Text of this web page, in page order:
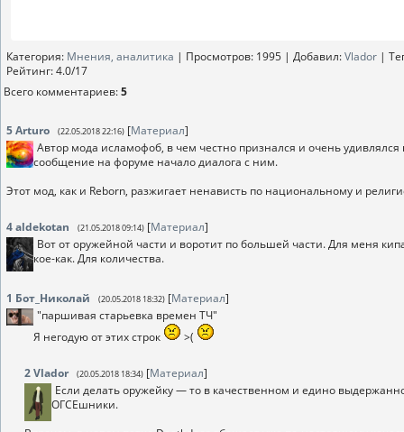
Категория: Мнения, аналитика | Просмотров: 1995 | Добавил:Vlador |
Рейтинг:4.0/17
Всего комментариев:5
5Arturo (22.05.2018 22:16) [Материал]
Автор мода исламофоб, в чем честно признался и очень
сообщение на форуме начало диалога с ним.
Этот мод, как и Reborn, разжигает ненависть по национальному и
4aldekotan (21.05.2018 09:14) [Материал]
Вот от оружейной части и воротит по большей части. Для меня
кое-как. Для количества.
1 Бот_Николай (20.05.2018 18:32) [Материал]
"паршивая старьевка времен ТЧ"
Я негодую от этих строк
>(
2Vlador (20.05.2018 18:34) [Материал]
Если делать оружейку — то в качественном и едино
ОГСЕшники.